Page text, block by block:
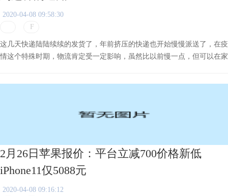
2020-04-08 09:58:30
这几天快递陆陆续续的发货了，年前挤压的快递也开始慢慢派送了，在疫
情这个特殊时期，物流肯定受一定影响，虽然比以前慢一点，但可以在家
2月26日苹果报价：平台立减700价格新低
iPhone11仅5088元
2020-04-08 09:16:12